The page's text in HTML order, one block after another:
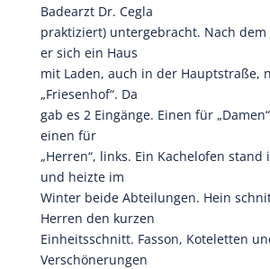
Badearzt Dr. Cegla
praktiziert) untergebracht. Nach dem
er sich ein Haus
mit Laden, auch in der Hauptstraße,
„Friesenhof“. Da
gab es 2 Eingänge. Einen für
einen für
„Herren“, links. Ein Kachelofen
und heizte im
Winter beide Abteilungen. Hein
Herren den kurzen
Einheitsschnitt. Fasson, Koteletten
Verschönerungen